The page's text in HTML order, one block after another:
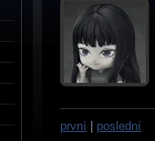
první poslední